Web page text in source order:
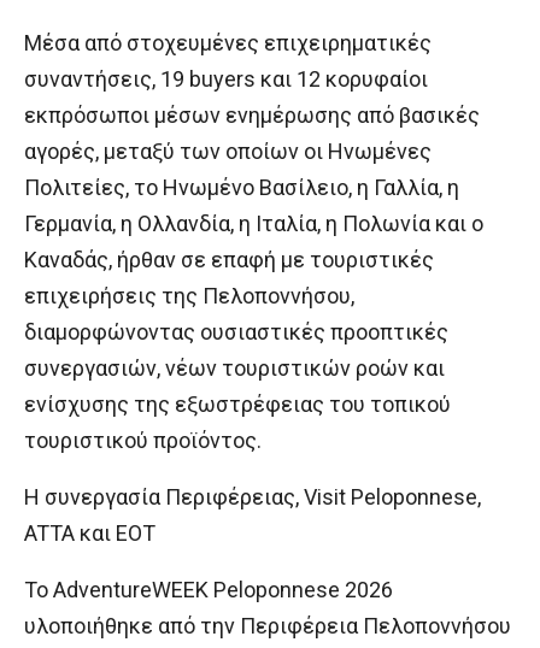
Μέσα από στοχευμένες επιχειρηματικές
συναντήσεις, 19 buyers και 12 κορυφαίοι
εκπρόσωποι μέσων ενημέρωσης από βασικές
αγορές, μεταξύ των οποίων οι Ηνωμένες
Πολιτείες, το Ηνωμένο Βασίλειο, η Γαλλία, η
Γερμανία, η Ολλανδία, η Ιταλία, η Πολωνία και ο
Καναδάς, ήρθαν σε επαφή με τουριστικές
επιχειρήσεις της Πελοποννήσου,
διαμορφώνοντας ουσιαστικές προοπτικές
συνεργασιών, νέων τουριστικών ροών και
ενίσχυσης της εξωστρέφειας του τοπικού
τουριστικού προϊόντος.
Η συνεργασία Περιφέρειας, Visit Peloponnese,
ATTA και ΕΟΤ
Το AdventureWEEK Peloponnese 2026
υλοποιήθηκε από την Περιφέρεια Πελοποννήσου